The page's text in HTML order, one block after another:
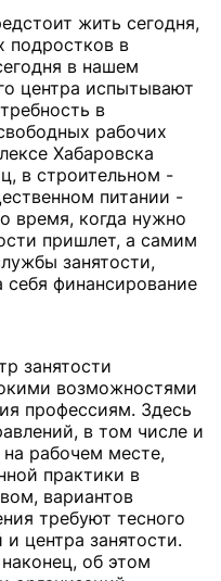
жить сегодня,
подростков в
в нашем
центра испытывают
в
рабочих
Хабаровска
в строительном -
питании -
время, когда нужно
пришлет, а самим
занятости,
себя финансирование
занятости
возможностями
профессиям. Здесь
в том числе и
на рабочем месте,
практики в
вариантов
требуют тесного
центра занятости.
об этом